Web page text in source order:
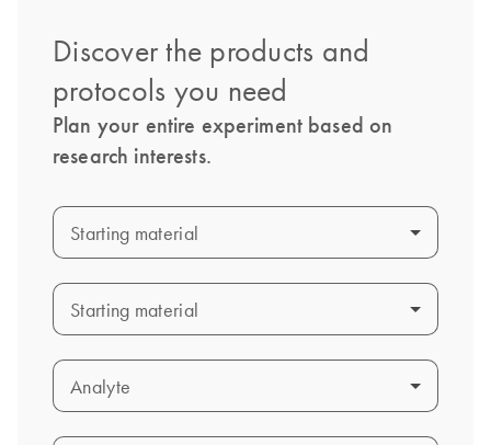
Discover the products and
protocols you need
Plan your entire experiment based on
research interests.
Starting material
Starting material
Starting material
Starting material
Analyte
Analyte